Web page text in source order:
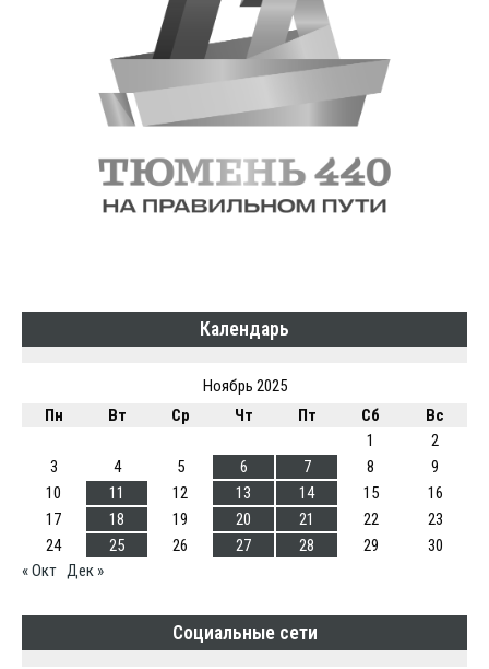
Календарь
Ноябрь 2025
Пн
Вт Ср Чт Пт Сб
Вс
1
2
3
4 5 6 7 8
9
10
11 12 13 14 15
16
17
18 19 20 21 22
23
24
25 26 27 28 29
30
« Окт Дек »
Социальные сети